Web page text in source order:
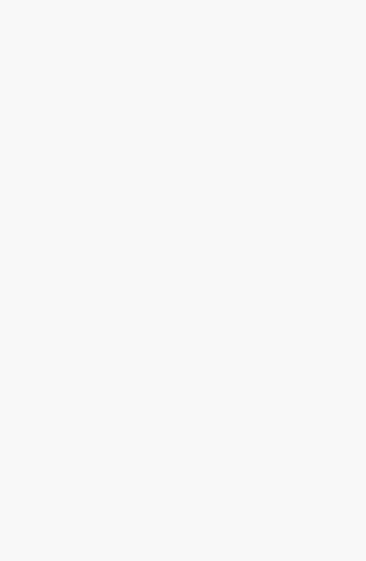
​Pinzolo/​